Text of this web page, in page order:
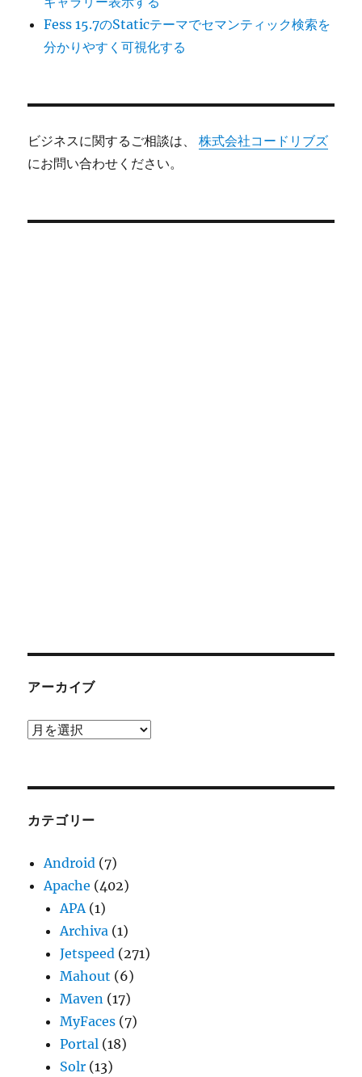
Fess 15.7のStaticテーマでセマンティック検索を
分かりやすく可視化する
ビジネスに関するご相談は、株式会社コードリブズ
にお問い合わせください。
アーカイブ
ア
ブ
カテゴリー
Android (7)
Apache (402)
APA(1)
Archiva (1)
Jetspeed (271)
Mahout (6)
Maven (17)
MyFaces (7)
Portal (18)
Solr (13)